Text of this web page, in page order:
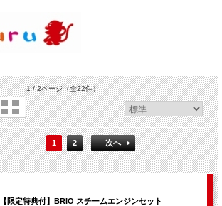
1 / 2ページ（全22件）
1 2 次へ
【限定特典付】BRIO スチームエンジンセット